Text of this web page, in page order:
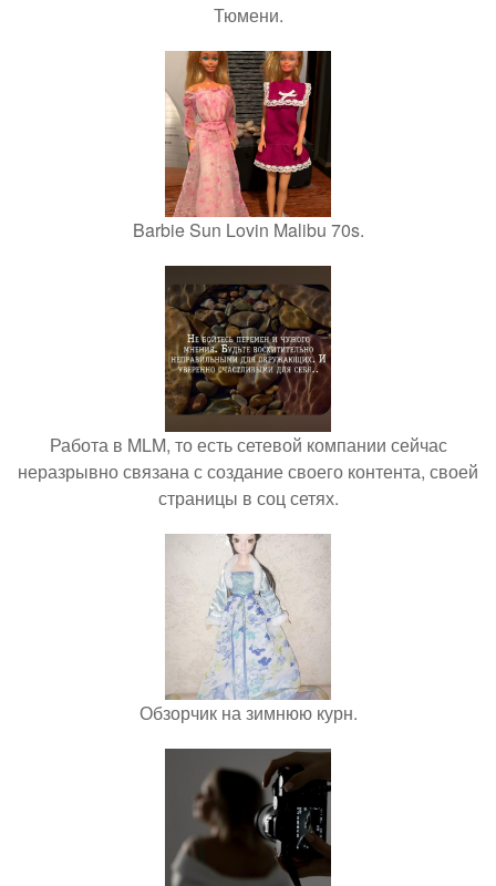
Тюмени.
Barbie Sun Lovin Malibu 70s.
Работа в MLM, то есть сетевой компании сейчас
неразрывно связана с создание своего контента, своей
страницы в соц сетях.
Обзорчик на зимнюю курн.